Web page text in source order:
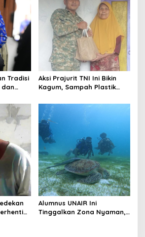
Tradisi
dan
Aksi Prajurit TNI Ini Bikin
Kagum, Sampah Plastik
untuk Lansia
Alumnus UNAIR Ini
Tinggalkan Zona Nyaman,